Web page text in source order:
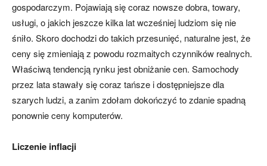
gospodarczym. Pojawiają się coraz nowsze dobra, towary,
usługi, o jakich jeszcze kilka lat wcześniej ludziom się nie
śniło. Skoro dochodzi do takich przesunięć, naturalne jest, że
ceny się zmieniają z powodu rozmaitych czynników realnych.
Właściwą tendencją rynku jest obniżanie cen. Samochody
przez lata stawały się coraz tańsze i dostępniejsze dla
szarych ludzi, a zanim zdołam dokończyć to zdanie spadną
ponownie ceny komputerów.
Liczenie inflacji